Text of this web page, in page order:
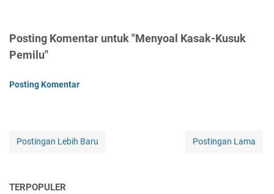
Posting Komentar untuk "Menyoal Kasak-Kusuk
Pemilu"
Posting Komentar
Postingan Lebih Baru Postingan Lama
TERPOPULER